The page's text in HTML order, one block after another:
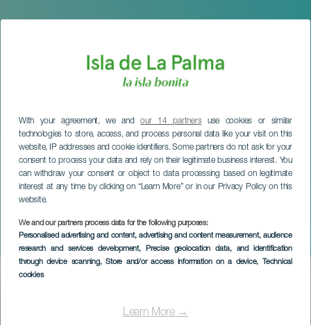
With your agreement, we andour 14 partnersuse cookies or similar
technologies to store, access, and process personal data like your visit on this
website, IP addresses and cookie identifiers. Some partners do not ask for your
consent to process your data and rely on their legitimate business interest. You
can withdraw your consent or object to data processing based on legitimate
interest at any time by clicking on “Learn More” or in our Privacy Policy on this
website.
We and our partners process data for the following purposes:
Personalised advertising and content, advertising and content measurement, audience
research and services development, Precise geolocation data, and identification
through device scanning, Store and/or access information on a device, Technical
cookies
Learn More →
Dance of the Trade Winds-
jubileum
LA PALMA
Imagen